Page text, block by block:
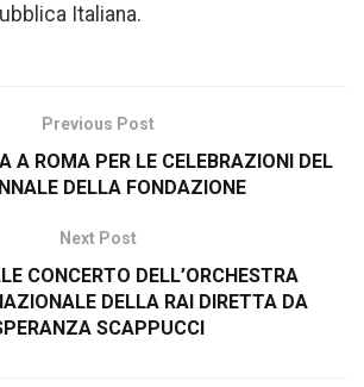
Italiana.
Previous Post
A ROMA PER LE CELEBRAZIONI DEL
DELLA FONDAZIONE
Next Post
CONCERTO DELL’ORCHESTRA
DELLA RAI DIRETTA DA
SCAPPUCCI